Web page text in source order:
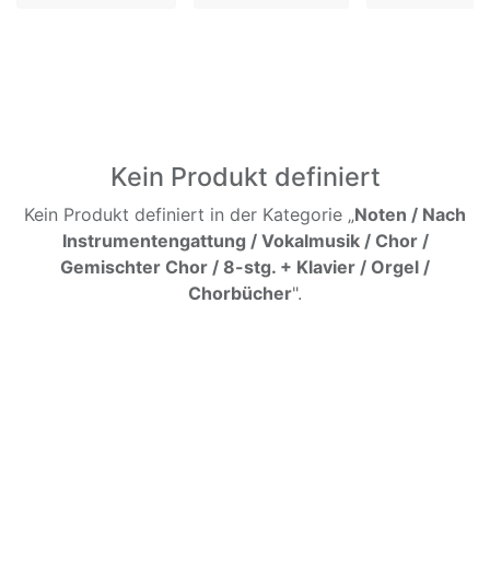
Kein Produkt definiert
Kein Produkt definiert in der Kategorie „Noten / Nach
Instrumentengattung / Vokalmusik / Chor /
Gemischter Chor / 8-stg. + Klavier / Orgel /
Chorbücher".